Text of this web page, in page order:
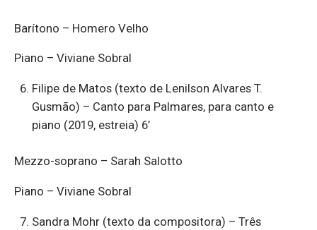
Barítono – Homero Velho
Piano – Viviane Sobral
Filipe de Matos (texto de Lenilson Alvares T.
Gusmão) – Canto para Palmares, para canto e
piano (2019, estreia) 6’
Mezzo-soprano – Sarah Salotto
Piano – Viviane Sobral
Sandra Mohr (texto da compositora) – Três